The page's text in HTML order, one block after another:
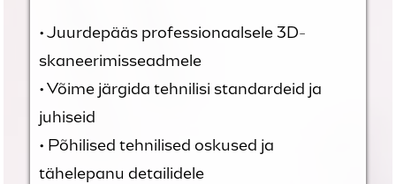
• Juurdepääs professionaalsele 3D-
skaneerimisseadmele
• Võime järgida tehnilisi standardeid ja
juhiseid
• Põhilised tehnilised oskused ja
tähelepanu detailidele